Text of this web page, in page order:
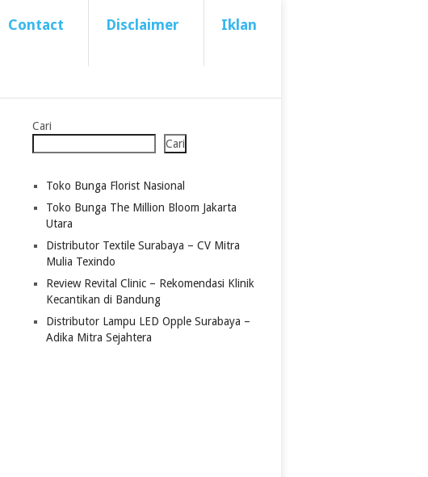
Contact Disclaimer Iklan
Cari
Cari
Toko Bunga Florist Nasional
Toko Bunga The Million Bloom Jakarta
Utara
Distributor Textile Surabaya – CV Mitra
Mulia Texindo
Review Revital Clinic – Rekomendasi Klinik
Kecantikan di Bandung
Distributor Lampu LED Opple Surabaya –
Adika Mitra Sejahtera